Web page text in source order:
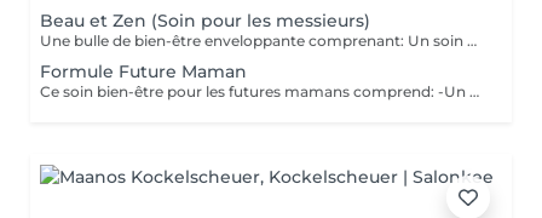
Beau et Zen (Soin pour les messieurs)
Une bulle de bien-être enveloppante comprenant: Un soin visage éclat d'une durée de 50 minutes adapté à votre type de peau (Nettoyage, gommage, extraction des comédons, massage visage, masque et crème de soin) Un massage relaxant du dos d'une durée de 20 minutes. Une manucure ( Limage, la pousse et coupe des cuticules, gommage et massage avec crème de soin)
Formule Future Maman
Ce soin bien-être pour les futures mamans comprend: -Un soin Visage Hydratant 60 minutes. -Une beauté des pieds -Un massage pré-natal 50 minutes -Un soin drainant des jambes 20 minutes Un petite bulle de bien-être à s'offrir ou se faire offrir. Possibilité de faire les soins le même jour, ou sur plusieurs jours.